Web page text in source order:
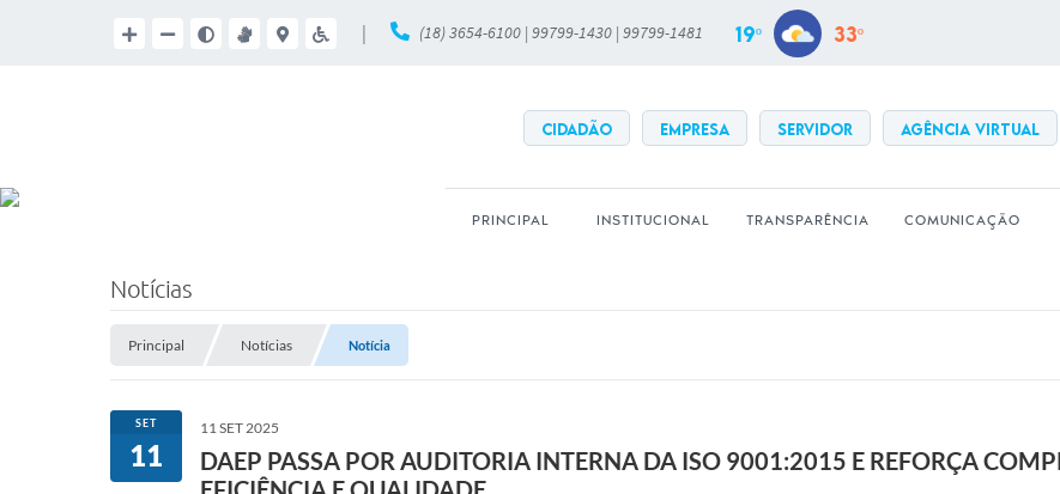
| (18) 3654-6100 | 99799-1430 | 99799-1481 19º 33º
CIDADÃO EMPRESA SERVIDOR Agência Virtual
PRINCIPAL INSTITUCIONAL TRANSPARÊNCIA COMUNICAÇÃO
Notícias
Principal Notícias Notícia
SET
11
11 SET 2025
DAEP PASSA POR AUDITORIA INTERNA DA ISO 9001:2015 E REFORÇA